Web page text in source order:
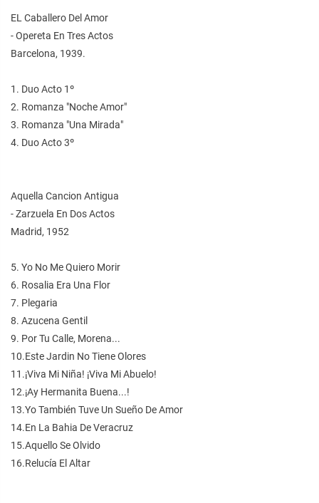
EL Caballero Del Amor
- Opereta En Tres Actos
Barcelona, 1939.
1. Duo Acto 1º
2. Romanza "Noche Amor"
3. Romanza "Una Mirada"
4. Duo Acto 3º
Aquella Cancion Antigua
- Zarzuela En Dos Actos
Madrid, 1952
5. Yo No Me Quiero Morir
6. Rosalia Era Una Flor
7. Plegaria
8. Azucena Gentil
9. Por Tu Calle, Morena...
10.Este Jardin No Tiene Olores
11.¡Viva Mi Niña! ¡Viva Mi Abuelo!
12.¡Ay Hermanita Buena...!
13.Yo También Tuve Un Sueño De Amor
14.En La Bahia De Veracruz
15.Aquello Se Olvido
16.Relucía El Altar